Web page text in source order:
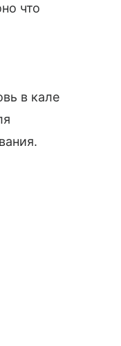
что
в кале